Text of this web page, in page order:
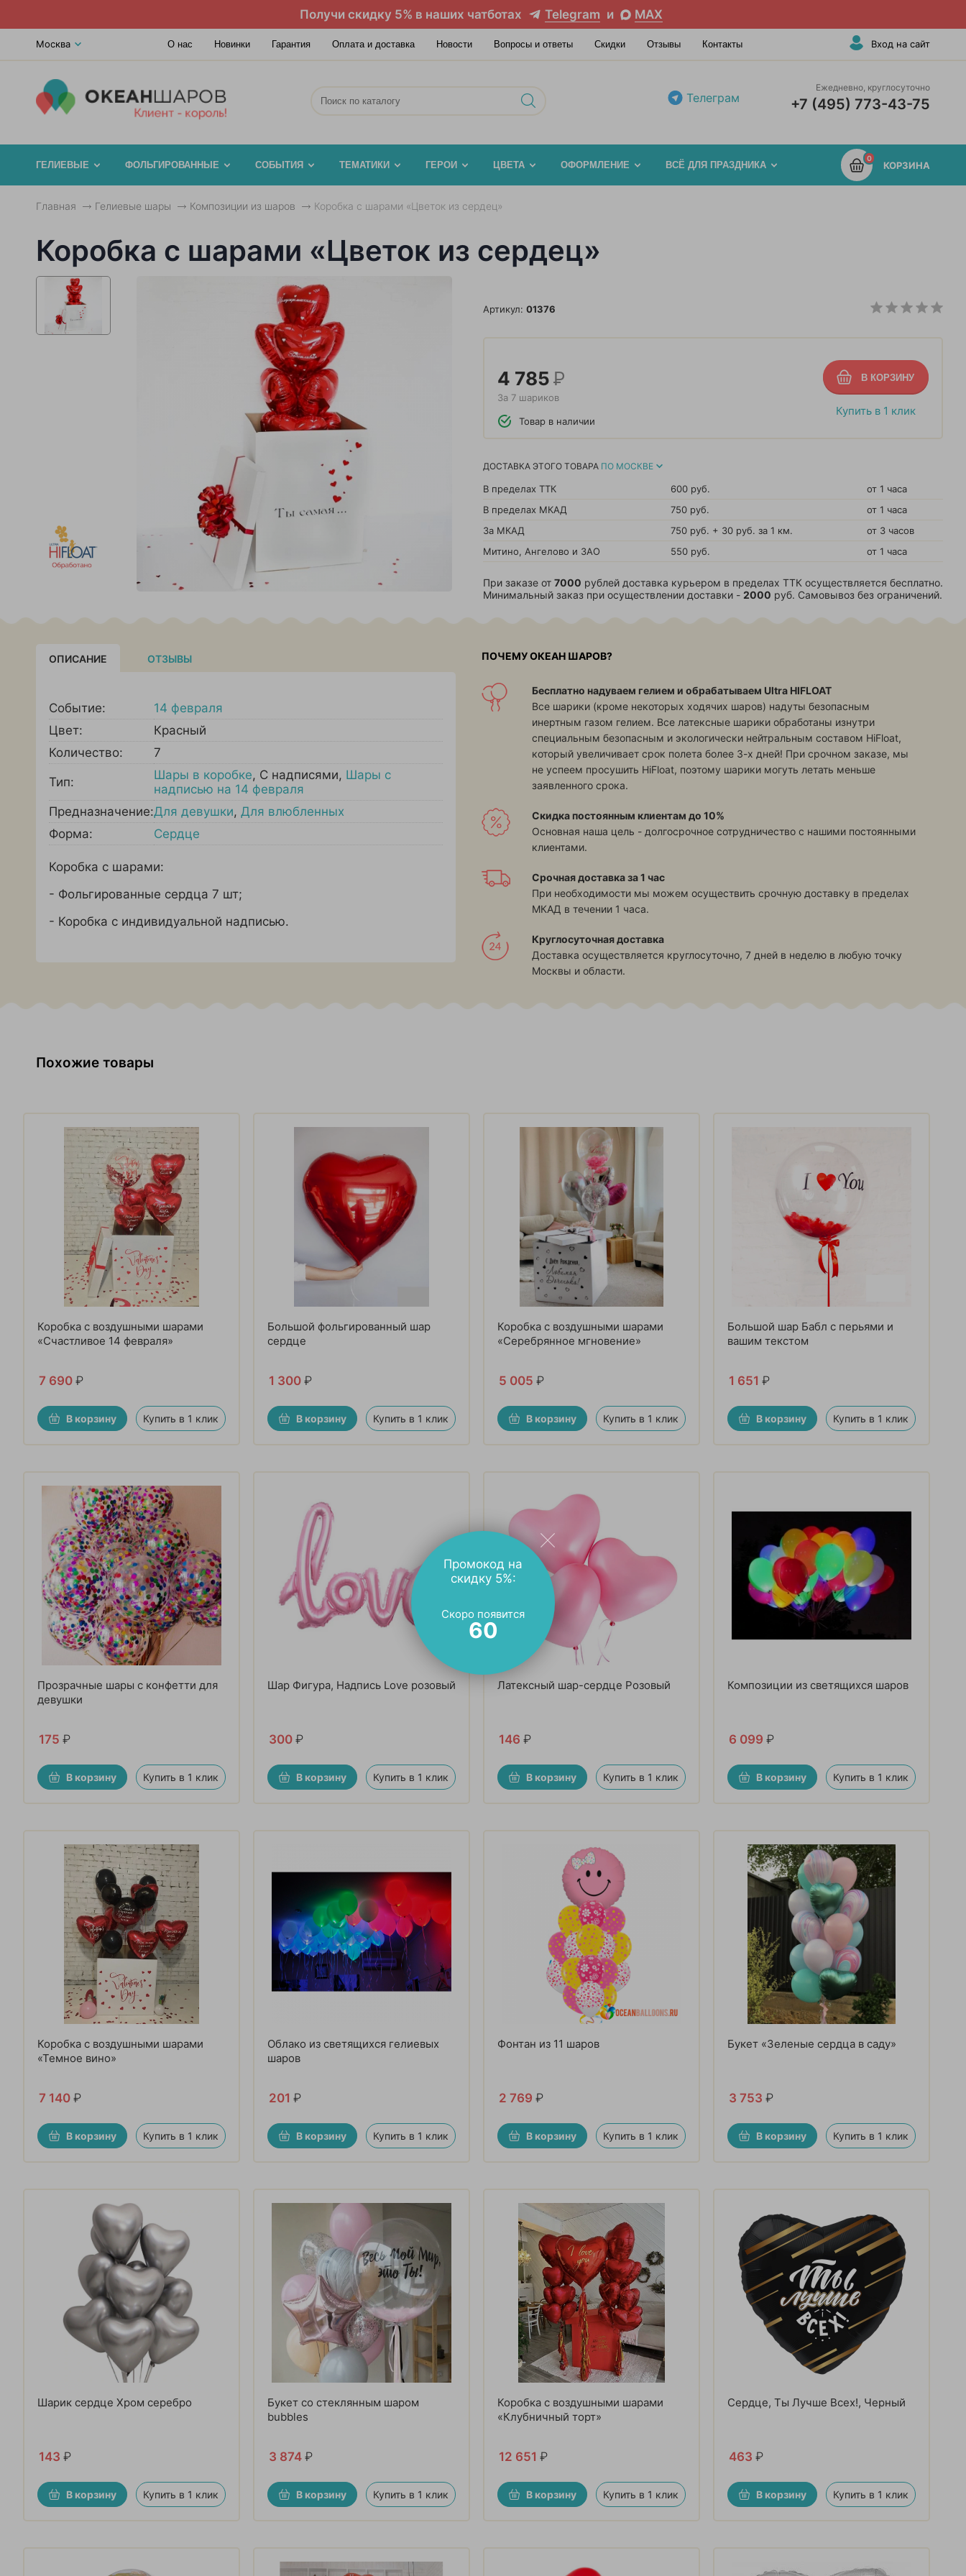
Получи скидку 5% в наших чатботах Telegram и MAX
Москва О нас Новинки Гарантия Оплата и доставка Новости Вопросы и ответы Скидки Отзывы Контакты Вход на сайт
Телеграм
Ежедневно, круглосуточно
+7 (495) 773-43-75
0
КОРЗИНА
ГЕЛИЕВЫЕ ФОЛЬГИРОВАННЫЕ СОБЫТИЯ ТЕМАТИКИ ГЕРОИ ЦВЕТА ОФОРМЛЕНИЕ ВСЁ ДЛЯ ПРАЗДНИКА
Главная Гелиевые шары Композиции из шаров Коробка с шарами «Цветок из сердец»
Коробка с шарами «Цветок из сердец»
Артикул: 01376
Купить в 1 клик
4 785Р
За 7 шариков
Товар в наличии
ДОСТАВКА ЭТОГО ТОВАРА ПО МОСКВЕ
В пределах ТТК 600 руб.
от 1 часа
В пределах МКАД
750 руб.
от 1 часа
За МКАД
750 руб. + 30 руб. за 1 км.
от 3 часов
Митино, Ангелово и ЗАО
550 руб. от 1 часа
При заказе от 7000 рублей доставка курьером в пределах ТТК осуществляется бесплатно.
Минимальный заказ при осуществлении доставки - 2000 руб. Самовывоз без ограничений.
ОПИСАНИЕ ОТЗЫВЫ
Событие:
14 февраля
Цвет:
Красный
Количество:
7
Тип: Шары в коробке, С надписями, Шары с
надписью на 14 февраля
Предназначение:Для девушки, Для влюбленных
Форма:
Сердце
Коробка с шарами:
- Фольгированные сердца 7 шт;
- Коробка с индивидуальной надписью.
ПОЧЕМУ ОКЕАН ШАРОВ?
Бесплатно надуваем гелием и обрабатываем Ultra HIFLOAT
Все шарики (кроме некоторых ходячих шаров) надуты безопасным
инертным газом гелием. Все латексные шарики обработаны изнутри
специальным безопасным и экологически нейтральным составом HiFloat,
который увеличивает срок полета более 3-х дней! При срочном заказе, мы
не успеем просушить HiFloat, поэтому шарики могуть летать меньше
заявленного срока.
Скидка постоянным клиентам до 10%
Основная наша цель - долгосрочное сотрудничество с нашими постоянными
клиентами.
Срочная доставка за 1 час
При необходимости мы можем осуществить срочную доставку в пределах
МКАД в течении 1 часа.
Круглосуточная доставка
Доставка осуществляется круглосуточно, 7 дней в неделю в любую точку
Москвы и области.
Похожие товары
Коробка с воздушными шарами
«Счастливое 14 февраля»
7 690 ₽
В корзину Купить в 1 клик
Большой фольгированный шар
сердце
1 300 ₽
В корзину Купить в 1 клик
Коробка с воздушными шарами
«Серебрянное мгновение»
5 005 ₽
В корзину Купить в 1 клик
Большой шар Бабл с перьями и
вашим текстом
1 651 ₽
В корзину Купить в 1 клик
Прозрачные шары с конфетти для
девушки
175 ₽
В корзину Купить в 1 клик
Шар Фигура, Надпись Love розовый
300 ₽
В корзину Купить в 1 клик
Латексный шар-сердце Розовый
146 ₽
В корзину Купить в 1 клик
Композиции из светящихся шаров
6 099 ₽
В корзину Купить в 1 клик
Коробка с воздушными шарами
«Темное вино»
7 140 ₽
В корзину Купить в 1 клик
Облако из светящихся гелиевых
шаров
201 ₽
В корзину Купить в 1 клик
Фонтан из 11 шаров
2 769 ₽
В корзину Купить в 1 клик
Букет «Зеленые сердца в саду»
3 753 ₽
В корзину Купить в 1 клик
Шарик сердце Хром серебро
143 ₽
В корзину Купить в 1 клик
Букет со стеклянным шаром
bubbles
3 874 ₽
В корзину Купить в 1 клик
Коробка с воздушными шарами
«Клубничный торт»
12 651 ₽
В корзину Купить в 1 клик
Сердце, Ты Лучше Всех!, Черный
463 ₽
В корзину Купить в 1 клик
Промокод на
скидку 5%:
Скоро появится
58